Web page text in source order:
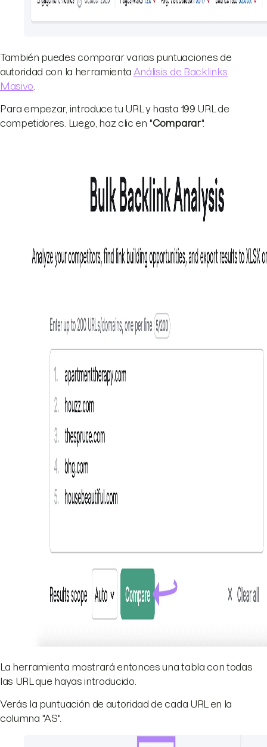
También puedes comparar varias puntuaciones de
autoridad con la herramienta Análisis de Backlinks
Masivo
Para empezar, introduce tu URL y hasta 199 URL de
competidores. Luego, haz clic en "Comparar".
La herramienta mostrará entonces una tabla con todas
las URL que hayas introducido.
Verás la puntuación de autoridad de cada URL en la
columna "AS".